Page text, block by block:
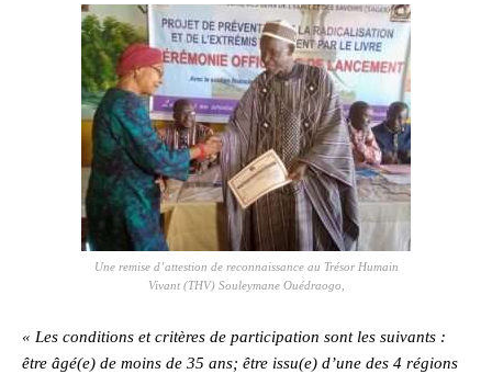
Une remise d’attestion de reconnaissance au Trésor Humain
Vivant (THV) Souleymane Ouédraogo,
« Les conditions et critères de participation sont les suivants :
être âgé(e) de moins de 35 ans; être issu(e) d’une des 4 régions